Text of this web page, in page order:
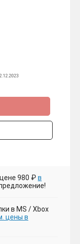
980 ₽ в
в MS / Xbox
цены в